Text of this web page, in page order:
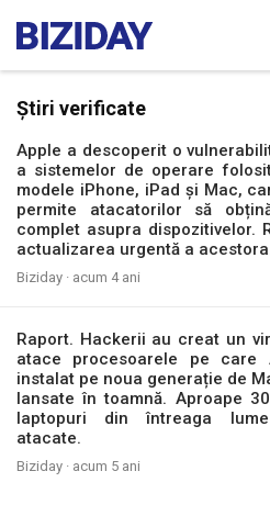
Știri verificate
Apple a descoperit o
a sistemelor de operare
modele iPhone, iPad și Mac,
permite atacatorilor să
complet asupra dispozitivelor.
actualizarea urgentă a
Biziday · acum 4 ani
Raport. Hackerii au creat un
atace procesoarele pe care
instalat pe noua generație de
lansate în toamnă. Aproape
laptopuri din întreaga
atacate.
Biziday · acum 5 ani